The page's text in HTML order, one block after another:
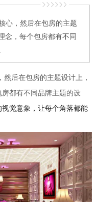
心，然后在包房的主题
念，每个包房都有不同
然后在包房的主题设计上，
都有不同品牌主题的设
视觉意象，让每个角落都能